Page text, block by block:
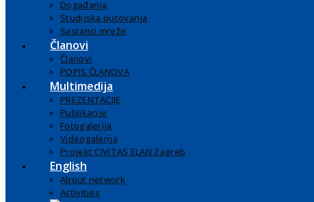
Događanja
Studijska putovanja
Sastanci mreže
Članovi
Članovi
POPIS ČLANOVA
Multimedija
PREZENTACIJE
Publikacije
Fotogalerija
Videogalerija
Projekt CIVITAS ELAN Zagreb
English
About network
Activities